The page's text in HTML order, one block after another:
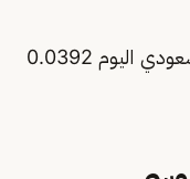
- سعر الروبية الهندية مقابل الريال السعودي اليوم 0.0392